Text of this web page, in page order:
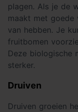
plagen. Als je de
maakt met goede
van hebben. Je
fruitbomen
Deze biologische
sterker.
Druiven
Druiven groeien